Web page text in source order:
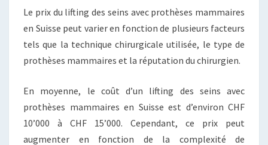
Le prix du lifting des seins avec prothèses mammaires
en Suisse peut varier en fonction de plusieurs facteurs
tels que la technique chirurgicale utilisée, le type de
prothèses mammaires et la réputation du chirurgien.
En moyenne, le coût d’un lifting des seins avec
prothèses mammaires en Suisse est d’environ CHF
10’000 à CHF 15’000. Cependant, ce prix peut
augmenter en fonction de la complexité de